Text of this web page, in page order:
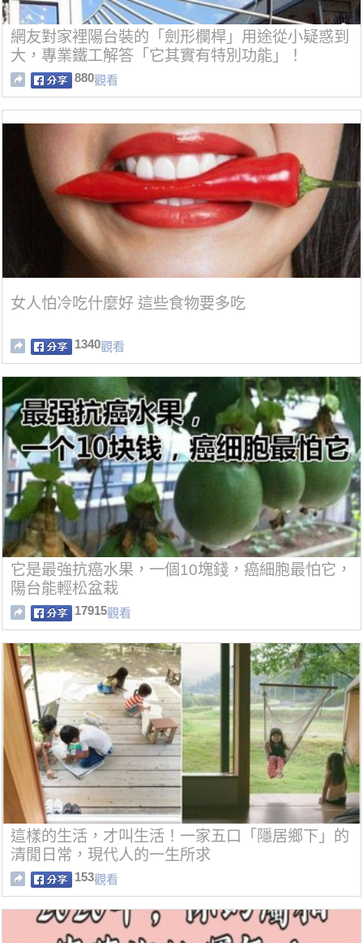
網友對家裡陽台裝的「劍形欄桿」用途從小疑惑到
大，專業鐵工解答「它其實有特別功能」！
880觀看
女人怕冷吃什麼好 這些食物要多吃
1340觀看
它是最強抗癌水果，一個10塊錢，癌細胞最怕它，
陽台能輕松盆栽
17915觀看
這樣的生活，才叫生活！一家五口「隱居鄉下」的
清閒日常，現代人的一生所求
153觀看